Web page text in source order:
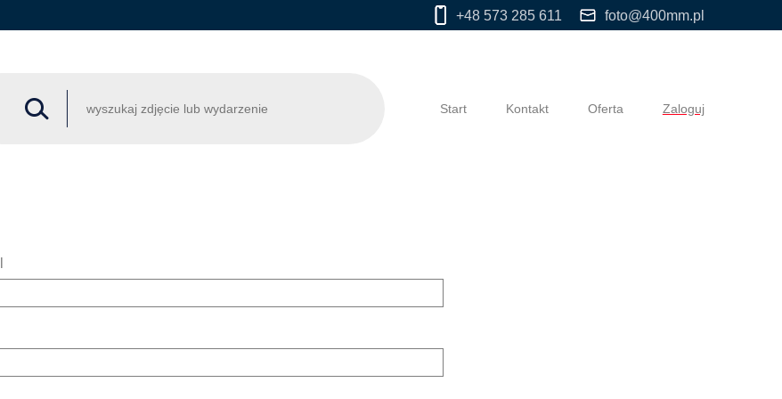
+48 573 285 611 foto@400mm.pl
Start Kontakt Oferta Zaloguj